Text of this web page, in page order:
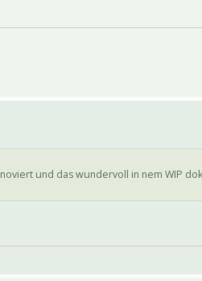
und das wundervoll in nem WIP